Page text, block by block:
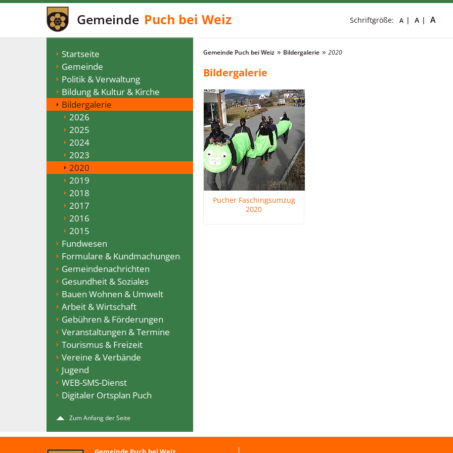
Gemeinde Puch bei Weiz Schriftgröße: A A A
Startseite
Gemeinde
Politik & Verwaltung
Bildung & Kultur & Kirche
Bildergalerie
2026
2025
2024
2023
2020
2019
2018
2017
2016
2015
Fundwesen
Formulare & Kundmachungen
Gemeindenachrichten
Gesundheit & Soziales
Bauen Wohnen & Umwelt
Arbeit & Wirtschaft
Gebühren & Förderungen
Veranstaltungen & Termine
Tourismus & Freizeit
Vereine & Verbände
Jugend
WEB-SMS-Dienst
Digitaler Ortsplan Puch
Zum Anfang der Seite
Gemeinde Puch bei Weiz Bildergalerie 2020
Bildergalerie
Pucher Faschingsumzug
2020